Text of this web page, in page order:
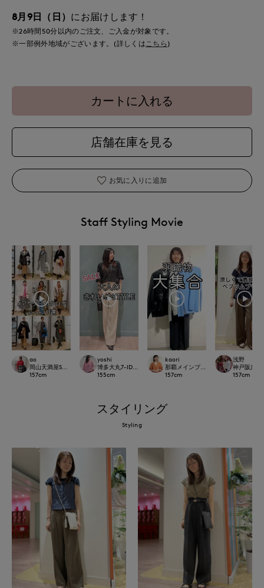
8月9日（日） にお届けします！
※26時間 50分以内のご注文、ご入金が対象です。
※一部例外地域がございます。(詳しくはこちら )
カートに入れる
店舗在庫を見る
お気に入りに追加
Staff Styling Movie
ao
岡山天満屋SUPERIORCLOSET
157cm
yoshi
博多大丸7-IDconcept.
155cm
kaori
那覇メインプレイス
157cm
浅野
神戸阪急
157cm
スタイリング
Styling